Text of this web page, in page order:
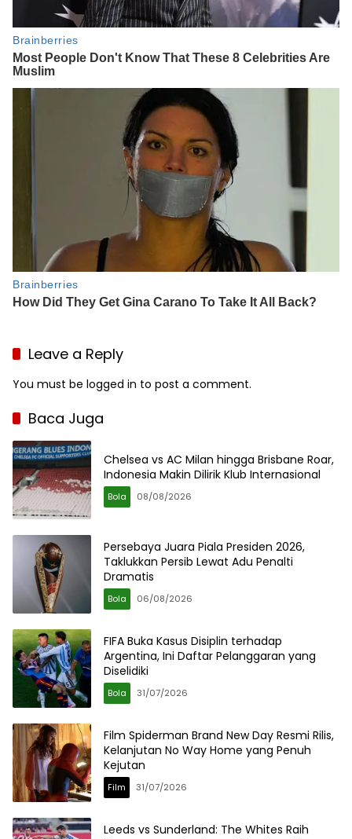
Leave a Reply
You must be logged in to post a comment.
Baca Juga
Chelsea vs AC Milan hingga Brisbane Roar,
Indonesia Makin Dilirik Klub Internasional
Bola 08/08/2026
Persebaya Juara Piala Presiden 2026,
Taklukkan Persib Lewat Adu Penalti
Dramatis
Bola 06/08/2026
FIFA Buka Kasus Disiplin terhadap
Argentina, Ini Daftar Pelanggaran yang
Diselidiki
Bola 31/07/2026
Film Spiderman Brand New Day Resmi Rilis,
Kelanjutan No Way Home yang Penuh
Kejutan
Film 31/07/2026
Leeds vs Sunderland: The Whites Raih